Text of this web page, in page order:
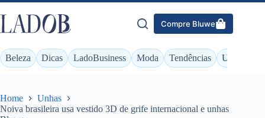
Pular
para
o
conteúdo
Compre Bluwe
Beleza Dicas LadoBusiness Moda Tendências Unhas
Home
Unhas
Noiva brasileira usa vestido 3D de grife internacional e unhas